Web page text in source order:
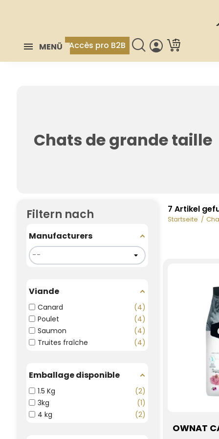
MENÜ Accès pro B2B
Chats de grande taille
Filtern nach
Manufacturers
Viande
Canard
4
Poulet
4
Saumon
4
Truites fraîche
4
Emballage disponible
1.5 Kg
2
3kg
1
4 kg
2
7 Artikel
Startseite
OWNAT